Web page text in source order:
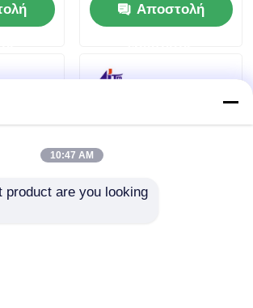
ΑΤΜ
κασέτας ATM
Αποστολή
10:47 AM
product are you looking